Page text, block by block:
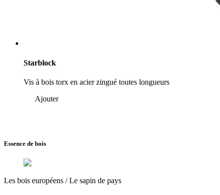
Starblock
Vis à bois torx en acier zingué toutes longueurs
Ajouter
Essence de bois
Les bois européens /Le sapin de pays